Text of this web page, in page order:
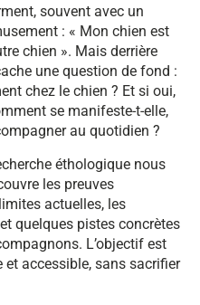
souvent avec un
: « Mon chien est
chien ». Mais derrière
une question de fond :
chez le chien ? Et si oui,
se manifeste-t-elle,
au quotidien ?
éthologique nous
les preuves
actuelles, les
quelques pistes concrètes
L’objectif est
accessible, sans sacrifier